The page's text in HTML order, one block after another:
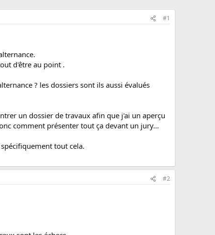
#1
d'être au point .
? les dossiers sont ils aussi évalués
un dossier de travaux afin que j'ai un aperçu
comment présenter tout ça devant un jury...
tout cela.
#2